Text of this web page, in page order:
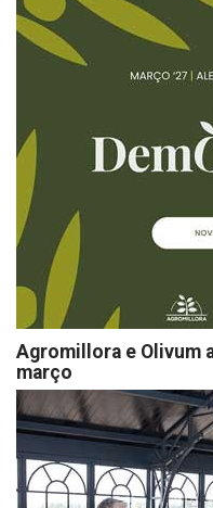
Agromillora e Olivum
março